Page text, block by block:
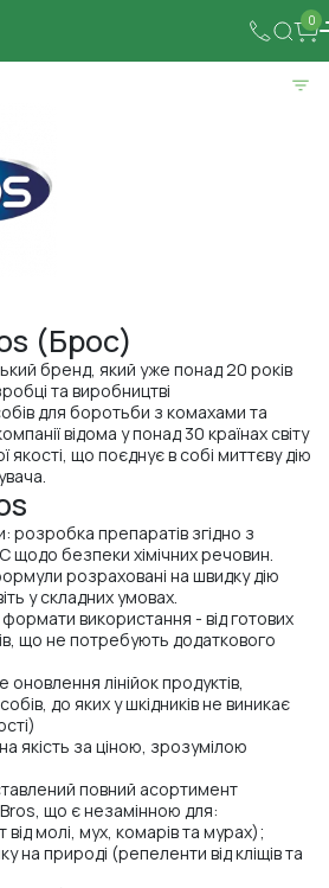
0
(Брос)
бренд, який уже понад 20 років
та виробництві
для боротьби з комахами та
відома у понад 30 країнах світу
якості, що поєднує в собі миттєву дію
розробка препаратів згідно з
безпеки хімічних речовин.
розраховані на швидку дію
у складних умовах.
формати використання - від готових
що не потребують додаткового
оновлення лінійок продуктів,
до яких у шкідників не виникає
якість за ціною, зрозумілою
повний асортимент
Bros, що є незамінною для:
від молі, мух, комарів та мурах);
на природі (репеленти від кліщів та